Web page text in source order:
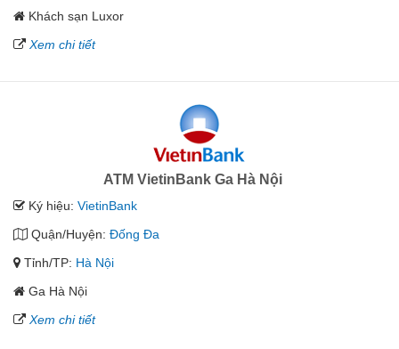
Khách sạn Luxor
Xem chi tiết
ATM VietinBank Ga Hà Nội
Ký hiệu: VietinBank
Quận/Huyện: Đống Đa
Tỉnh/TP: Hà Nội
Ga Hà Nội
Xem chi tiết